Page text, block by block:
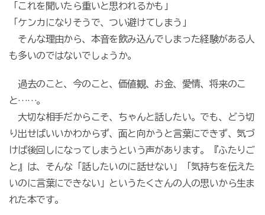
「これを聞いたら重いと思われるかも」
「ケンカになりそうで、つい避けてしまう」
そんな理由から、本音を飲み込んでしまった経験がある人
も多いのではないでしょうか。
過去のこと、今のこと、価値観、お金、愛情、将来のこ
と……。
大切な相手だからこそ、ちゃんと話したい。でも、どう切
り出せばいいかわからず、面と向かうと言葉にできず、気づ
けば後回しになってしまうという声があります。『ふたりご
と』は、そんな「話したいのに話せない」「気持ちを伝えた
いのに言葉にできない」というたくさんの人の思いから生ま
れた本です。